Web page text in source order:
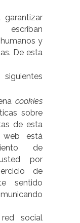
garantizar
y
De esta
cookies
sobre
de esta
está
de
por
de
sentido
social